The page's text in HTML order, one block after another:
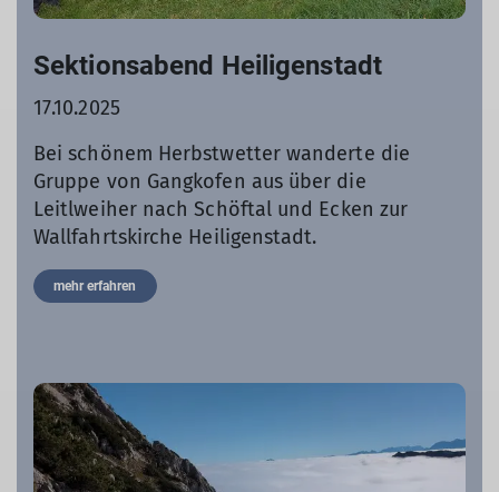
Sektionsabend Heiligenstadt
17.10.2025
Bei schönem Herbstwetter wanderte die
Gruppe von Gangkofen aus über die
Leitlweiher nach Schöftal und Ecken zur
Wallfahrtskirche Heiligenstadt.
mehr erfahren